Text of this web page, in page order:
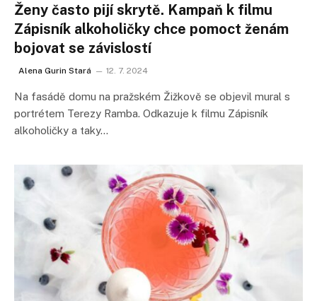
Ženy často pijí skrytě. Kampaň k filmu
Zápisník alkoholičky chce pomoct ženám
bojovat se závislostí
Alena Gurin Stará 12. 7. 2024
Na fasádě domu na pražském Žižkově se objevil mural s
portrétem Terezy Ramba. Odkazuje k filmu Zápisník
alkoholičky a taky…